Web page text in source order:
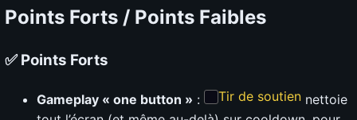
Points Forts / Points Faibles
✅ Points Forts
Gameplay « one button » : Tir de soutien nettoie